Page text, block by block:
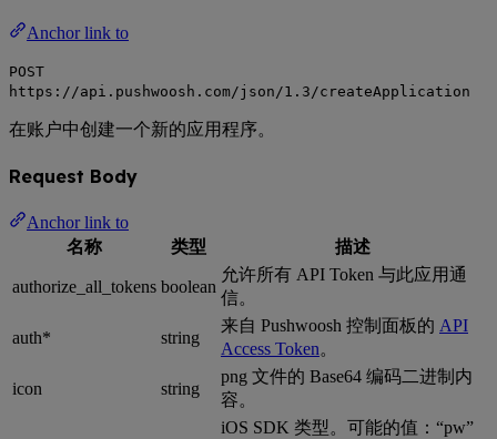
Anchor link to
POST
https://api.pushwoosh.com/json/1.3/createApplication
在账户中创建一个新的应用程序。
Request Body
Anchor link to
名称
类型 描述
authorize_all_tokens boolean
允许所有 API Token 与此应用通
信。
auth* string
来自 Pushwoosh 控制面板的 API
Access Token。
icon string
png 文件的 Base64 编码二进制内
容。
iOS SDK 类型。可能的值：“pw”